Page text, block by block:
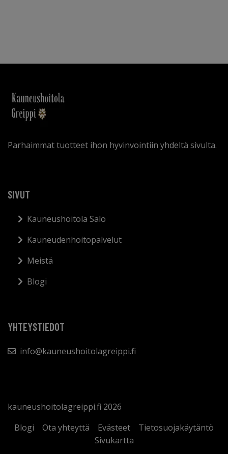
Parhaimmat tuotteet ihon hyvinvointiin yhdeltä sivulta.
SIVUT
Kauneushoitola Salo
Kauneudenhoitopalvelut
Meistä
Blogi
YHTEYSTIEDOT
info@kauneushoitolagreippi.fi
kauneushoitolagreippi.fi 2026
Blogi
Ota yhteyttä Evästeet
Tietosuojakäytäntö
Sivukartta